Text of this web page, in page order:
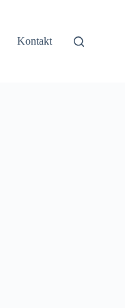
Kontakt